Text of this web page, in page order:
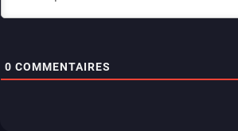
0 COMMENTAIRES